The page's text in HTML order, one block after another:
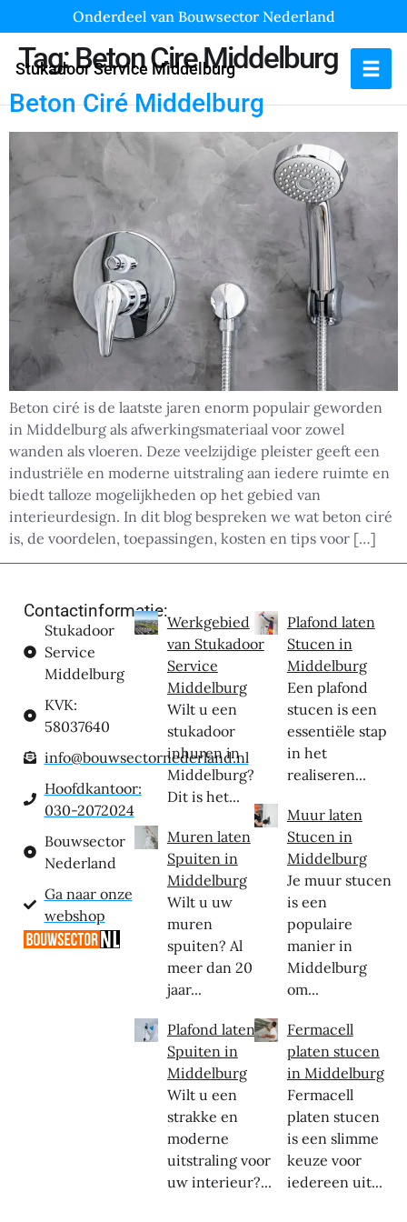
Onderdeel van Bouwsector Nederland
Stukadoor Service Middelburg
Tag:Beton Cire Middelburg
Beton Ciré Middelburg
Beton ciré is de laatste jaren enorm populair geworden
in Middelburg als afwerkingsmateriaal voor zowel
wanden als vloeren. Deze veelzijdige pleister geeft een
industriële en moderne uitstraling aan iedere ruimte en
biedt talloze mogelijkheden op het gebied van
interieurdesign. In dit blog bespreken we wat beton ciré
is, de voordelen, toepassingen, kosten en tips voor […]
Contactinformatie:
Stukadoor
Service
Middelburg
KVK:
58037640
info@bouwsectornederland.nl
Hoofdkantoor:
030-2072024
Bouwsector
Nederland
Ga naar onze
webshop
Werkgebied
van Stukadoor
Service
Middelburg
Wilt u een
stukadoor
inhuren in
Middelburg?
Dit is het...
Muren laten
Spuiten in
Middelburg
Wilt u uw
muren
spuiten? Al
meer dan 20
jaar...
Plafond laten
Spuiten in
Middelburg
Wilt u een
strakke en
moderne
uitstraling voor
uw interieur?...
Plafond laten
Stucen in
Middelburg
Een plafond
stucen is een
essentiële stap
in het
realiseren...
Muur laten
Stucen in
Middelburg
Je muur stucen
is een
populaire
manier in
Middelburg
om...
Fermacell
platen stucen
in Middelburg
Fermacell
platen stucen
is een slimme
keuze voor
iedereen uit...